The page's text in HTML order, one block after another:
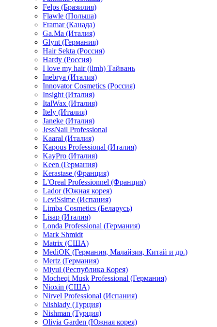
Felps (Бразилия)
Flawle (Польша)
Framar (Канада)
Ga.Ma (Италия)
Glynt (Германия)
Hair Sekta (Россия)
Hardy (Россия)
I love my hair (ilmh) Тайвань
Inebrya (Италия)
Innovator Cosmetics (Россия)
Insight (Италия)
ItalWax (Италия)
Itely (Италия)
Janeke (Италия)
JessNail Professional
Kaaral (Италия)
Kapous Professional (Италия)
KayPro (Италия)
Keen (Германия)
Kerastase (Франция)
L'Oreal Professionnel (Франция)
Lador (Южная корея)
LeviSsime (Испания)
Limba Cosmetics (Беларусь)
Lisap (Италия)
Londa Professional (Германия)
Mark Shmidt
Matrix (США)
MediOK (Германия, Малайзия, Китай и др.)
Mertz (Германия)
Miyul (Республика Корея)
Mocheqi Musk Professional (Германия)
Nioxin (США)
Nirvel Professional (Испания)
Nishlady (Турция)
Nishman (Турция)
Olivia Garden (Южная корея)